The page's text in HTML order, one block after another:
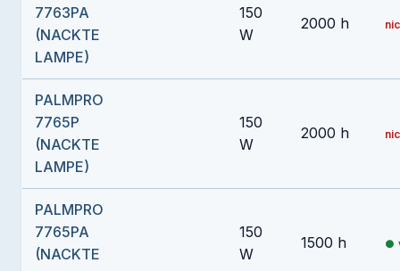
7763PA
(NACKTE
LAMPE)
150
W
2000 h
PALMPRO
7765P
(NACKTE
LAMPE)
150
W
2000 h
PALMPRO
7765PA
(NACKTE
150
W
1500 h